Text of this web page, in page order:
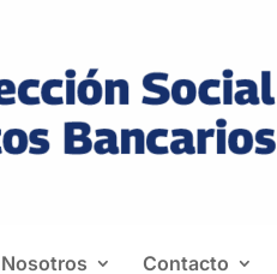
Nosotros Contacto